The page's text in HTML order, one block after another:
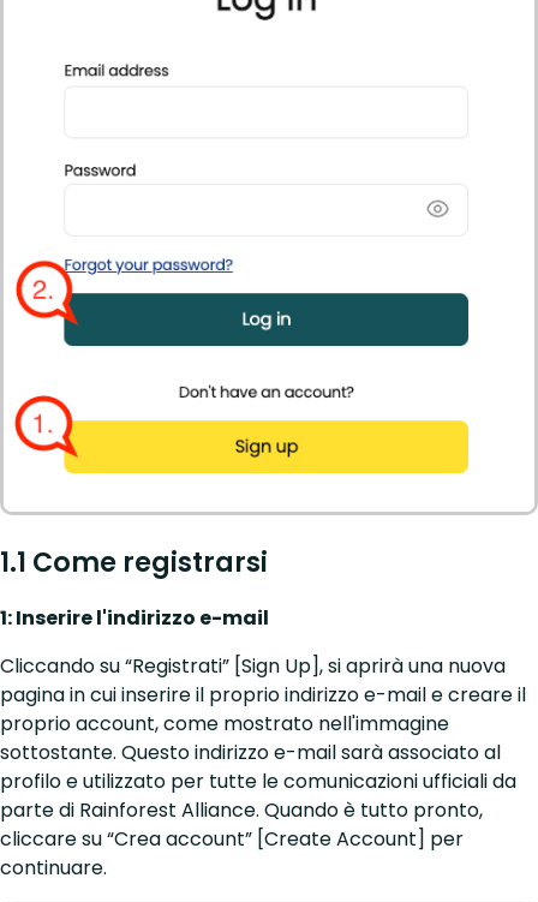
1.1 Come registrarsi
1: Inserire l'indirizzo e-mail
Cliccando su “Registrati” [Sign Up], si aprirà una nuova
pagina in cui inserire il proprio indirizzo e-mail e creare il
proprio account, come mostrato nell'immagine
sottostante. Questo indirizzo e-mail sarà associato al
profilo e utilizzato per tutte le comunicazioni ufficiali da
parte di Rainforest Alliance. Quando è tutto pronto,
cliccare su “Crea account” [Create Account] per
continuare.